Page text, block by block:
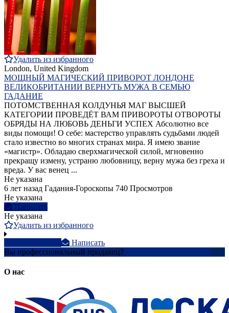
Удалить из избранного
London, United Kingdom
МОЩНЫЙ МАГИЧЕСКИЙ ПРИВОРОТ ЛОНДОНЕ
ВЕЛИКОБРИТАНИИ ВЕРНУТЬ МУЖА В СЕМЬЮ
ГАДАНИЕ
ПОТОМСТВЕННАЯ КОЛДУНЬЯ МАГ ВЫСШЕЙ
КАТЕГОРИИ ПРОВЕДЁТ ВАМ ПРИВОРОТЫ ОТВОРОТЫ
ОБРЯДЫ НА ЛЮБОВЬ ДЕНЬГИ УСПЕХ Абсолютно все
виды помощи! О себе: мастерство управлять судьбами людей
стало известно во многих странах мира. Я имею звание
«магистр». Обладаю сверхмагической силой, мгновенно
прекращу измену, устраню любовницу, верну мужа без греха и
вреда. У вас венец ...
Не указана
6 лет назад Гадания-Гороскопы 740 Просмотров
Не указана
Написать
Не указана
Удалить из избранного
Написать
Вы профессиональный продавец?
О нас